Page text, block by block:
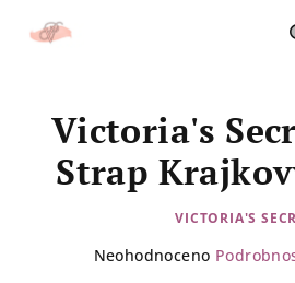
Victoria's
Strap
VICTORIA'S
Průměrné
Neohodnoceno